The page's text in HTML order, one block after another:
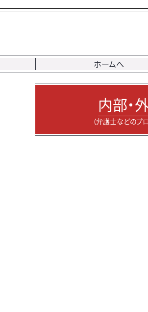
ホームへ
内部・
（弁護士などのプ